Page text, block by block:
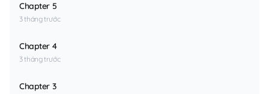
Chapter 5
3 tháng trước
Chapter 4
3 tháng trước
Chapter 3